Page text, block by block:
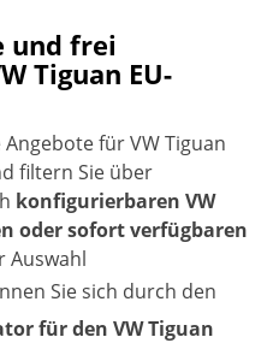
und frei
Tiguan EU-
für VW Tiguan
filtern Sie über
konfigurierbaren VW
oder sofort verfügbaren
Auswahl
Sie sich durch den
für den VW Tiguan